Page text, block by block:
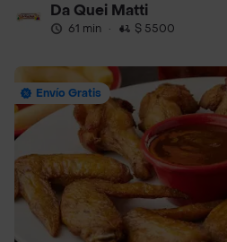
Da Quei Matti
61 min · $ 5500
Envío Gratis